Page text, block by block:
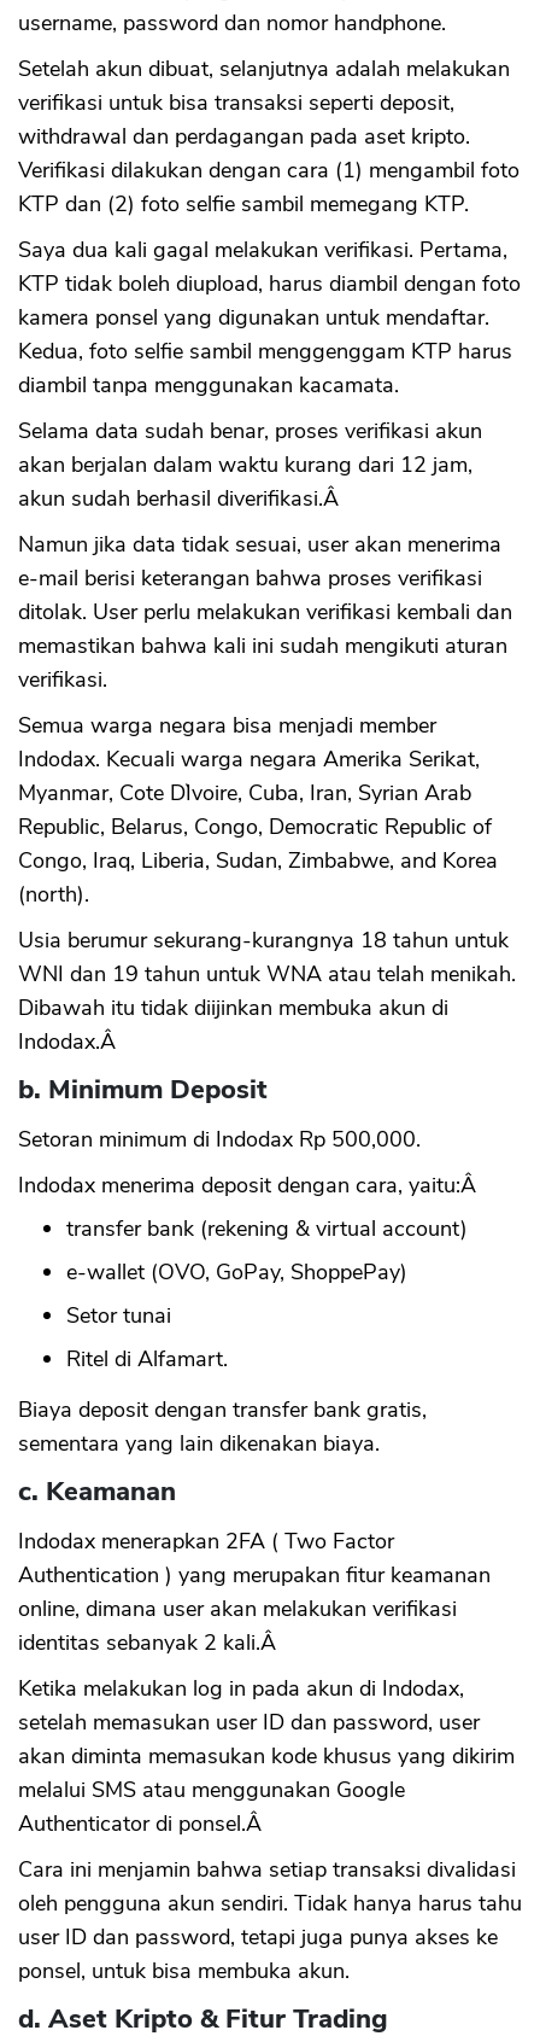
username, password dan nomor handphone.
Setelah akun dibuat, selanjutnya adalah melakukan
verifikasi untuk bisa transaksi seperti deposit,
withdrawal dan perdagangan pada aset kripto.
Verifikasi dilakukan dengan cara (1) mengambil foto
KTP dan (2) foto selfie sambil memegang KTP.
Saya dua kali gagal melakukan verifikasi. Pertama,
KTP tidak boleh diupload, harus diambil dengan foto
kamera ponsel yang digunakan untuk mendaftar.
Kedua, foto selfie sambil menggenggam KTP harus
diambil tanpa menggunakan kacamata.
Selama data sudah benar, proses verifikasi akun
akan berjalan dalam waktu kurang dari 12 jam,
akun sudah berhasil diverifikasi.Â
Namun jika data tidak sesuai, user akan menerima
e-mail berisi keterangan bahwa proses verifikasi
ditolak. User perlu melakukan verifikasi kembali dan
memastikan bahwa kali ini sudah mengikuti aturan
verifikasi.
Semua warga negara bisa menjadi member
Indodax. Kecuali warga negara Amerika Serikat,
Myanmar, Cote D`Ivoire, Cuba, Iran, Syrian Arab
Republic, Belarus, Congo, Democratic Republic of
Congo, Iraq, Liberia, Sudan, Zimbabwe, and Korea
(north).
Usia berumur sekurang-kurangnya 18 tahun untuk
WNI dan 19 tahun untuk WNA atau telah menikah.
Dibawah itu tidak diijinkan membuka akun di
Indodax.Â
b. Minimum Deposit
Setoran minimum di Indodax Rp 500,000.
Indodax menerima deposit dengan cara, yaitu:Â
transfer bank (rekening & virtual account)
e-wallet (OVO, GoPay, ShoppePay)
Setor tunai
Ritel di Alfamart.
Biaya deposit dengan transfer bank gratis,
sementara yang lain dikenakan biaya.
c. Keamanan
Indodax menerapkan 2FA ( Two Factor
Authentication ) yang merupakan fitur keamanan
online, dimana user akan melakukan verifikasi
identitas sebanyak 2 kali.Â
Ketika melakukan log in pada akun di Indodax,
setelah memasukan user ID dan password, user
akan diminta memasukan kode khusus yang dikirim
melalui SMS atau menggunakan Google
Authenticator di ponsel.Â
Cara ini menjamin bahwa setiap transaksi divalidasi
oleh pengguna akun sendiri. Tidak hanya harus tahu
user ID dan password, tetapi juga punya akses ke
ponsel, untuk bisa membuka akun.
d. Aset Kripto & Fitur Trading